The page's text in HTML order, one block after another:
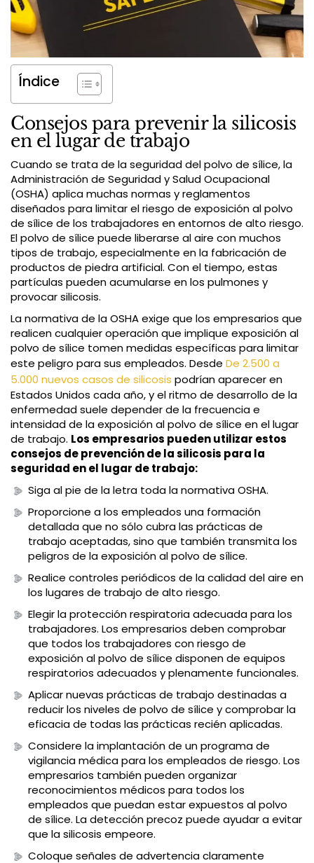
Índice
Consejos para prevenir la silicosis
en el lugar de trabajo
Cuando se trata de la seguridad del polvo de sílice, la
Administración de Seguridad y Salud Ocupacional
(OSHA) aplica muchas normas y reglamentos
diseñados para limitar el riesgo de exposición al polvo
de sílice de los trabajadores en entornos de alto riesgo.
El polvo de sílice puede liberarse al aire con muchos
tipos de trabajo, especialmente en la fabricación de
productos de piedra artificial. Con el tiempo, estas
partículas pueden acumularse en los pulmones y
provocar silicosis.
La normativa de la OSHA exige que los empresarios que
realicen cualquier operación que implique exposición al
polvo de sílice tomen medidas específicas para limitar
este peligro para sus empleados. Desde De 2.500 a
5.000 nuevos casos de silicosis podrían aparecer en
Estados Unidos cada año, y el ritmo de desarrollo de la
enfermedad suele depender de la frecuencia e
intensidad de la exposición al polvo de sílice en el lugar
de trabajo. Los empresarios pueden utilizar estos
consejos de prevención de la silicosis para la
seguridad en el lugar de trabajo:
Siga al pie de la letra toda la normativa OSHA.
Proporcione a los empleados una formación
detallada que no sólo cubra las prácticas de
trabajo aceptadas, sino que también transmita los
peligros de la exposición al polvo de sílice.
Realice controles periódicos de la calidad del aire en
los lugares de trabajo de alto riesgo.
Elegir la protección respiratoria adecuada para los
trabajadores. Los empresarios deben comprobar
que todos los trabajadores con riesgo de
exposición al polvo de sílice disponen de equipos
respiratorios adecuados y plenamente funcionales.
Aplicar nuevas prácticas de trabajo destinadas a
reducir los niveles de polvo de sílice y comprobar la
eficacia de todas las prácticas recién aplicadas.
Considere la implantación de un programa de
vigilancia médica para los empleados de riesgo. Los
empresarios también pueden organizar
reconocimientos médicos para todos los
empleados que puedan estar expuestos al polvo
de sílice. La detección precoz puede ayudar a evitar
que la silicosis empeore.
Coloque señales de advertencia claramente